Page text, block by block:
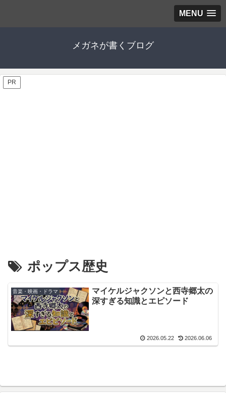
MENU
メガネが書くブログ
PR
ポップス歴史
音楽・映画・ドラマ
マイケルジャクソンと西寺郷太の
深すぎる知識とエピソード
2026.05.22 2026.06.06